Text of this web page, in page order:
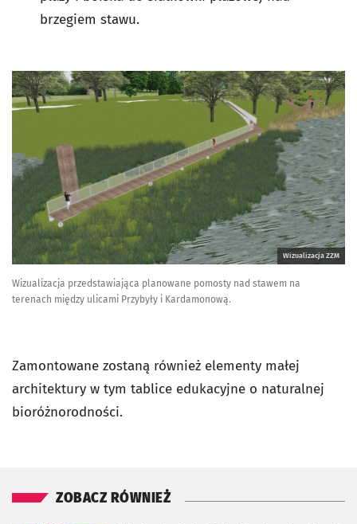
brzegiem stawu.
Wizualizacja ZZM
Wizualizacja przedstawiająca planowane pomosty nad stawem na
terenach między ulicami Przybyły i Kardamonową.
Zamontowane zostaną również elementy małej
architektury w tym tablice edukacyjne o naturalnej
bioróżnorodności.
ZOBACZ RÓWNIEŻ